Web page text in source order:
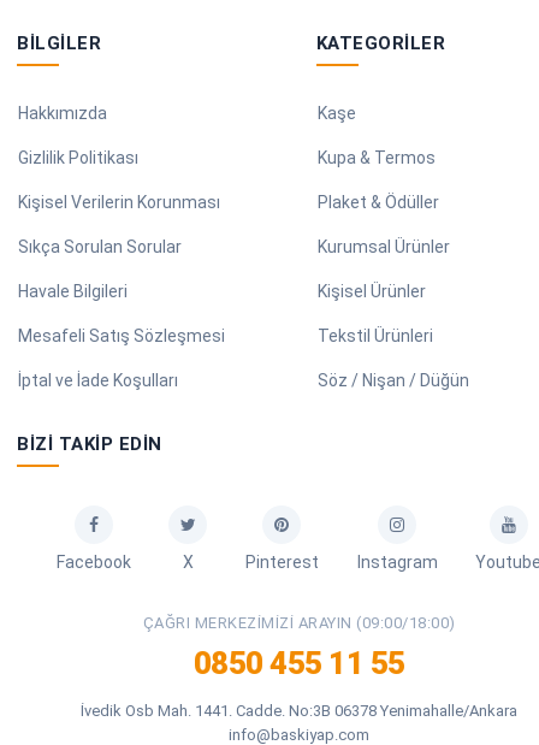
BILGILER
Hakkımızda
Gizlilik Politikası
Kişisel Verilerin Korunması
Sıkça Sorulan Sorular
Havale Bilgileri
Mesafeli Satış Sözleşmesi
İptal ve İade Koşulları
KATEGORILER
Kaşe
Kupa & Termos
Plaket & Ödüller
Kurumsal Ürünler
Kişisel Ürünler
Tekstil Ürünleri
Söz / Nişan / Düğün
BIZI TAKIP EDIN
Facebook X Pinterest Instagram
ÇAĞRI MERKEZIMIZI ARAYIN (09:00/18:00)
0850 455 11 55
İvedik Osb Mah. 1441. Cadde. No:3B 06378 Yenimahalle/Ankara
info@baskiyap.com